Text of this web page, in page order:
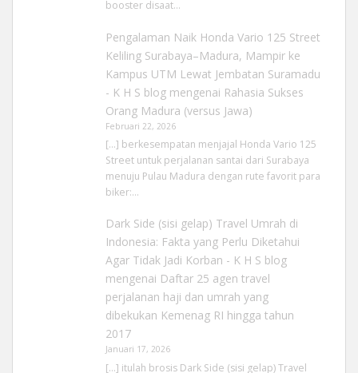
booster disaat…
Pengalaman Naik Honda Vario 125 Street
Keliling Surabaya–Madura, Mampir ke
Kampus UTM Lewat Jembatan Suramadu
- K H S blogmengenai Rahasia Sukses
Orang Madura (versus Jawa)
Februari 22, 2026
[…] berkesempatan menjajal Honda Vario 125
Street untuk perjalanan santai dari Surabaya
menuju Pulau Madura dengan rute favorit para
biker:…
Dark Side (sisi gelap) Travel Umrah di
Indonesia: Fakta yang Perlu Diketahui
Agar Tidak Jadi Korban - K H S blog
mengenai Daftar 25 agen travel
perjalanan haji dan umrah yang
dibekukan Kemenag RI hingga tahun
2017
Januari 17, 2026
[…] itulah brosis Dark Side (sisi gelap) Travel